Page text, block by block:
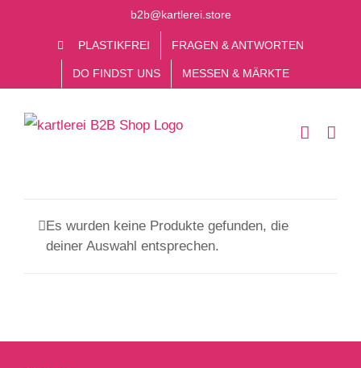
b2b@kartlerei.store
PLASTIKFREI FRAGEN & ANTWORTEN
DO FINDST UNS MESSEN & MÄRKTE
Es wurden keine Produkte gefunden, die
deiner Auswahl entsprechen.